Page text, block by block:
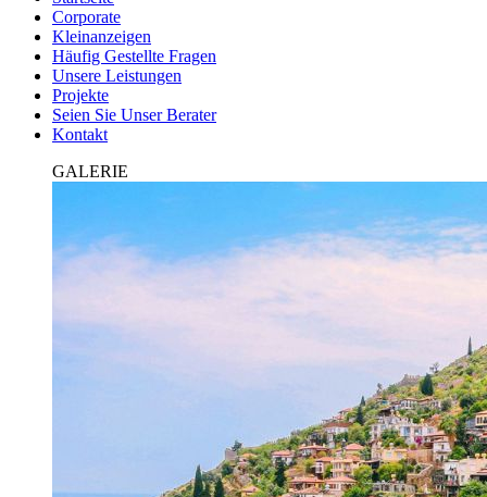
Corporate
Kleinanzeigen
Häufig Gestellte Fragen
Unsere Leistungen
Projekte
Seien Sie Unser Berater
Kontakt
GALERIE